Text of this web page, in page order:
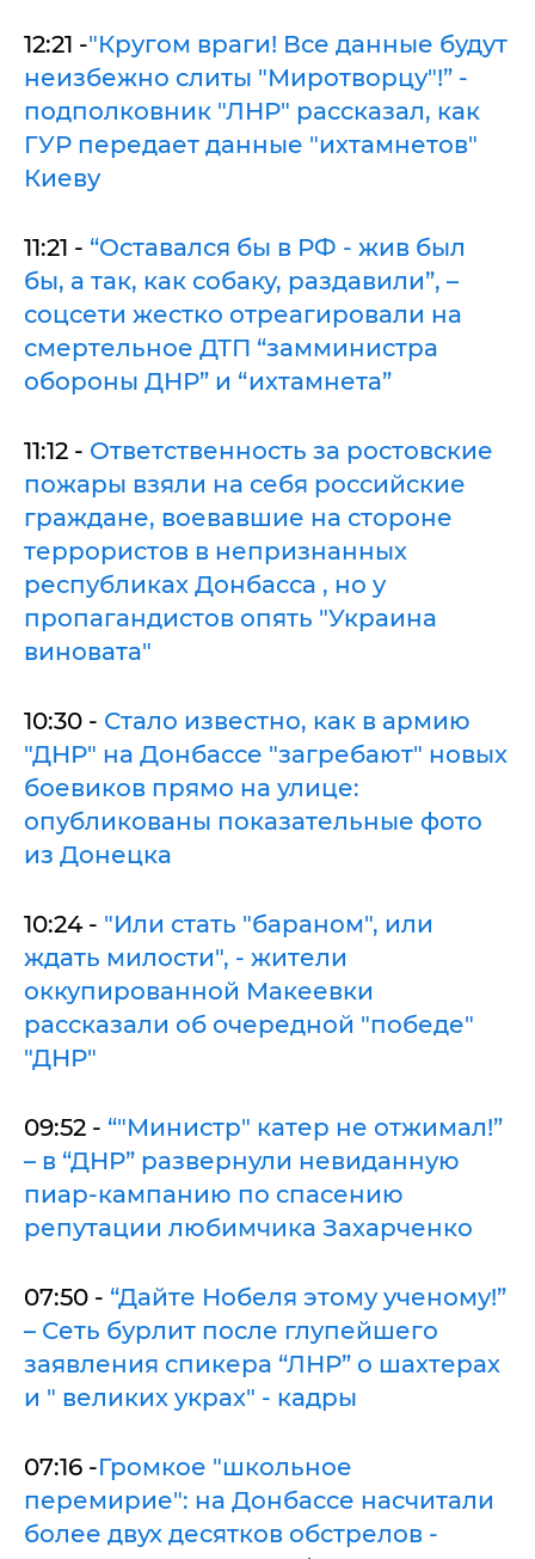
12:21 -"Кругом враги! Все данные будут
неизбежно слиты "Миротворцу"!” -
подполковник "ЛНР" рассказал, как
ГУР передает данные "ихтамнетов"
Киеву
11:21 - “Оставался бы в РФ - жив был
бы, а так, как собаку, раздавили”, –
соцсети жестко отреагировали на
смертельное ДТП “замминистра
обороны ДНР” и “ихтамнета”
11:12 - Ответственность за ростовские
пожары взяли на себя российские
граждане, воевавшие на стороне
террористов в непризнанных
республиках Донбасса , но у
пропагандистов опять "Украина
виновата"
10:30 - Стало известно, как в армию
"ДНР" на Донбассе "загребают" новых
боевиков прямо на улице:
опубликованы показательные фото
из Донецка
10:24 - "Или стать "бараном", или
ждать милости", - жители
оккупированной Макеевки
рассказали об очередной "победе"
"ДНР"
09:52 - “"Министр" катер не отжимал!”
– в “ДНР” развернули невиданную
пиар-кампанию по спасению
репутации любимчика Захарченко
07:50 - “Дайте Нобеля этому ученому!”
– Сеть бурлит после глупейшего
заявления спикера “ЛНР” о шахтерах
и " великих украх" - кадры
07:16 -Громкое "школьное
перемирие": на Донбассе насчитали
более двух десятков обстрелов -